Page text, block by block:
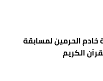
خادم الحرمين لمسابقة
الكريم